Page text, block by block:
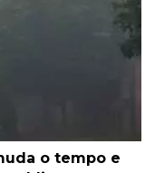
o tempo e